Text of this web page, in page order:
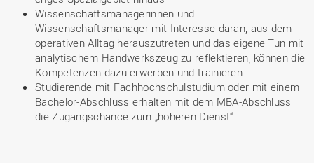
Wissenschaftsmanagerinnen und
Wissenschaftsmanager mit Interesse daran, aus dem
operativen Alltag herauszutreten und das eigene Tun mit
analytischem Handwerkszeug zu reflektieren, können die
Kompetenzen dazu erwerben und trainieren
Studierende mit Fachhochschulstudium oder mit einem
Bachelor-Abschluss erhalten mit dem MBA-Abschluss
die Zugangschance zum „höheren Dienst“